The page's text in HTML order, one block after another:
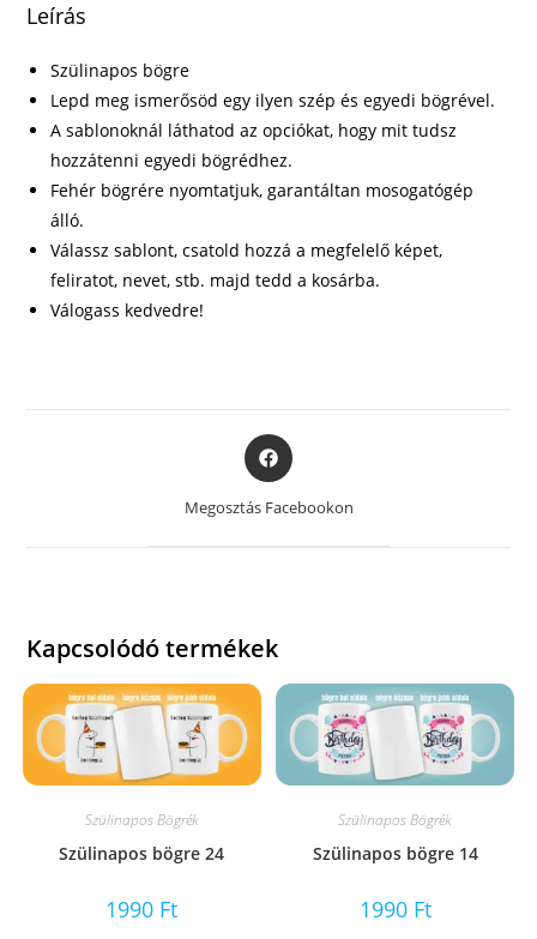
Leírás
Szülinapos bögre
Lepd meg ismerősöd egy ilyen szép és egyedi bögrével.
A sablonoknál láthatod az opciókat, hogy mit tudsz
hozzátenni egyedi bögrédhez.
Fehér bögrére nyomtatjuk, garantáltan mosogatógép
álló.
Válassz sablont, csatold hozzá a megfelelő képet,
feliratot, nevet, stb. majd tedd a kosárba.
Válogass kedvedre!
Opens
in
a
Megosztás Facebookon
Kapcsolódó termékek
Szülinapos Bögrék
Szülinapos bögre 24
1990 Ft
Szülinapos Bögrék
Szülinapos bögre 14
1990 Ft